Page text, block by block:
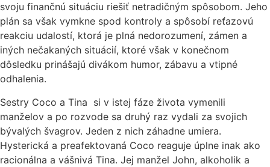
svoju finančnú situáciu riešiť netradičným spôsobom. Jeho
plán sa však vymkne spod kontroly a spôsobí reťazovú
reakciu udalostí, ktorá je plná nedorozumení, zámen a
iných nečakaných situácií, ktoré však v konečnom
dôsledku prinášajú divákom humor, zábavu a vtipné
odhalenia.
Sestry Coco a Tina si v istej fáze života vymenili
manželov a po rozvode sa druhý raz vydali za svojich
bývalých švagrov. Jeden z nich záhadne umiera.
Hysterická a preafektovaná Coco reaguje úplne inak ako
racionálna a vášnivá Tina. Jej manžel John, alkoholik a